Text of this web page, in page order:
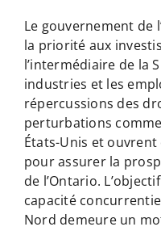
Le gouvernement de
la priorité aux
l’intermédiaire de la
industries et les
répercussions des
perturbations
États-Unis et
pour assurer la
de l’Ontario.
capacité
Nord demeure un